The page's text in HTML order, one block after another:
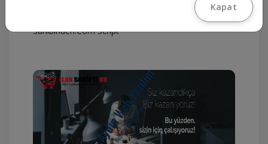
Sahibinden.Com Script
Kapat